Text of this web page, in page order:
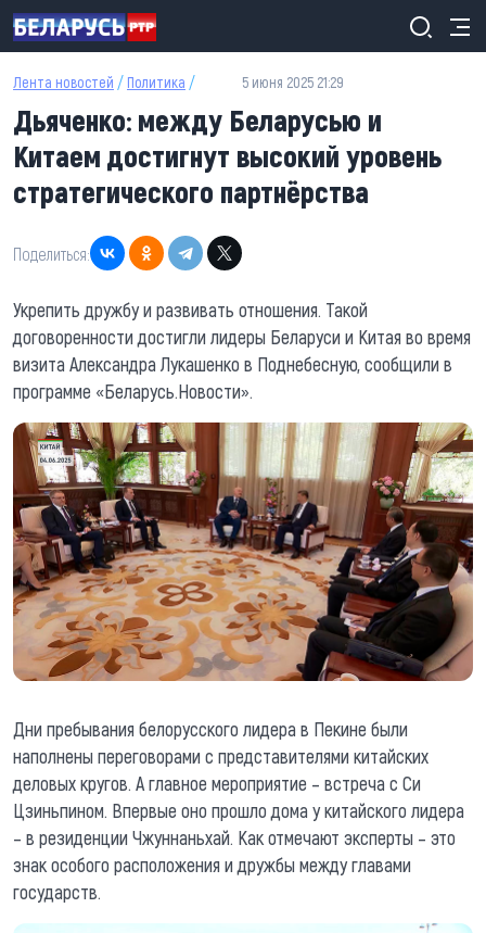
Перейти к основному содержанию
Лента новостей / Политика / 5 июня 2025 21:29
Дьяченко: между Беларусью и
Китаем достигнут высокий уровень
стратегического партнёрства
Поделиться:
Укрепить дружбу и развивать отношения. Такой
договоренности достигли лидеры Беларуси и Китая во время
визита Александра Лукашенко в Поднебесную, сообщили в
программе «Беларусь.Новости».
Дни пребывания белорусского лидера в Пекине были
наполнены переговорами с представителями китайских
деловых кругов. А главное мероприятие – встреча с Си
Цзиньпином. Впервые оно прошло дома у китайского лидера
– в резиденции Чжуннаньхай. Как отмечают эксперты – это
знак особого расположения и дружбы между главами
государств.